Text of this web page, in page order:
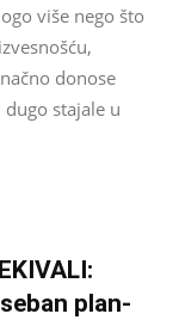
više nego što
donose
stajale u
plan-